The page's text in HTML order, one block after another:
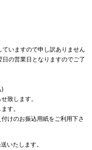
いますので申し訳ありません
の営業日となりますのでご了
)
致します。
す。
けのお振込用紙をご利用下さ
いたします。